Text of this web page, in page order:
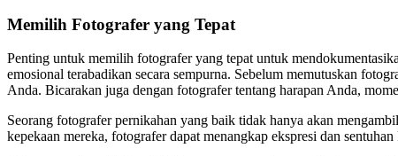
Memilih Fotografer yang Tepat
Penting untuk memilih fotografer yang tepat untuk
emosional terabadikan secara sempurna. Sebelum memutuskan
Anda. Bicarakan juga dengan fotografer tentang harapan Anda,
Seorang fotografer pernikahan yang baik tidak hanya akan
kepekaan mereka, fotografer dapat menangkap ekspresi dan